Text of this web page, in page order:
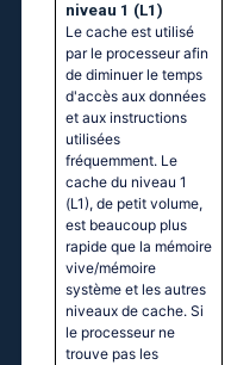
niveau 1 (L1)
Le cache est utilisé
par le processeur afin
de diminuer le temps
d'accès aux données
et aux instructions
utilisées
fréquemment. Le
cache du niveau 1
(L1), de petit volume,
est beaucoup plus
rapide que la mémoire
vive/mémoire
système et les autres
niveaux de cache. Si
le processeur ne
trouve pas les